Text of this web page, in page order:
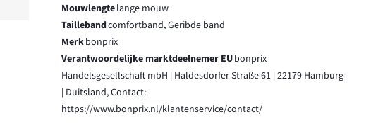
Mouwlengtelange mouw
Taillebandcomfortband, Geribde band
Merkbonprix
Verantwoordelijke marktdeelnemer EUbonprix
Handelsgesellschaft mbH | Haldesdorfer Straße 61 | 22179 Hamburg
| Duitsland, Contact:
https://www.bonprix.nl/klantenservice/contact/